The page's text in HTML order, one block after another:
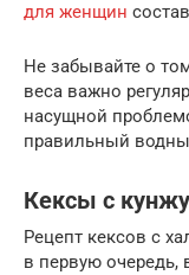
для женщин
Не забывайте о
веса важно
насущной
правильный
Кексы с
Рецепт кексов с
в первую очередь,